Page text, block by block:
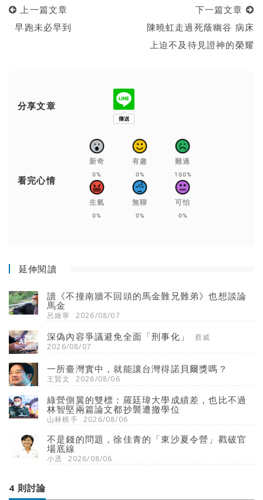
上一篇文章
早跑未必早到
下一篇文章
陳曉虹走過死蔭幽谷 病床
上迫不及待見證神的榮耀
分享文章
看完心情
新奇
0%
有趣
0%
難過
100%
生氣
0%
無聊
0%
可怕
0%
延伸閱讀
讀《不撞南牆不回頭的馬金難兄難弟》也想談論
馬金
呂維寧 2026/08/07
深偽內容爭議避免全面「刑事化」
蔡威
2026/08/07
一所臺灣實中，就能讓台灣得諾貝爾獎嗎？
王賢文 2026/08/06
綠營側翼的雙標：羅廷瑋大學成績差，也比不過
林智堅兩篇論文都抄襲遭撤學位
山林棋手 2026/08/06
不是錢的問題，徐佳青的「東沙夏令營」戳破官
場底線
小丞 2026/08/06
4 則討論